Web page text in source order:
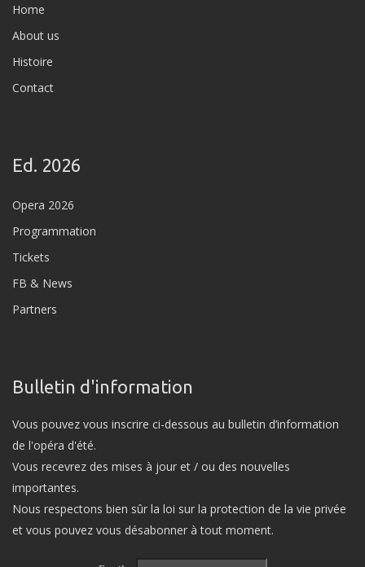
Home
About us
Histoire
Contact
Ed. 2026
Opera 2026
Programmation
Tickets
FB & News
Partners
Bulletin d'information
Vous pouvez vous inscrire ci-dessous au bulletin d’information
de l'opéra d'été.
Vous recevrez des mises à jour et / ou des nouvelles
importantes.
Nous respectons bien sûr la loi sur la protection de la vie privée
et vous pouvez vous désabonner à tout moment.